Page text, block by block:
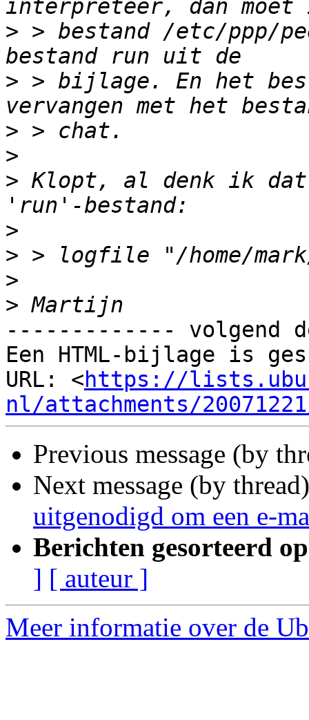
> > bestand /etc/ppp/
> > bijlage. En het
>
>
> Klopt, al denk ik dat
>
>
>
>
------------- volgend
Een HTML-bijlage is
URL: <https://
nl/attachments/
Previous message (by
Next message (by
uitgenodigd om een e-
Berichten gesorteerd
] [ auteur ]
Meer informatie over de